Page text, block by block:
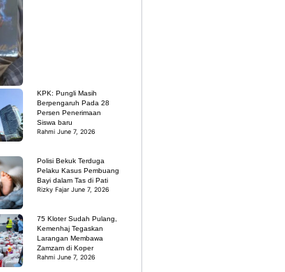
KPK: Pungli Masih
Berpengaruh Pada 28
Persen Penerimaan
Siswa baru
Rahmi June 7, 2026
Polisi Bekuk Terduga
Pelaku Kasus Pembuang
Bayi dalam Tas di Pati
Rizky FajarJune 7, 2026
75 Kloter Sudah Pulang,
Kemenhaj Tegaskan
Larangan Membawa
Zamzam di Koper
Rahmi June 7, 2026